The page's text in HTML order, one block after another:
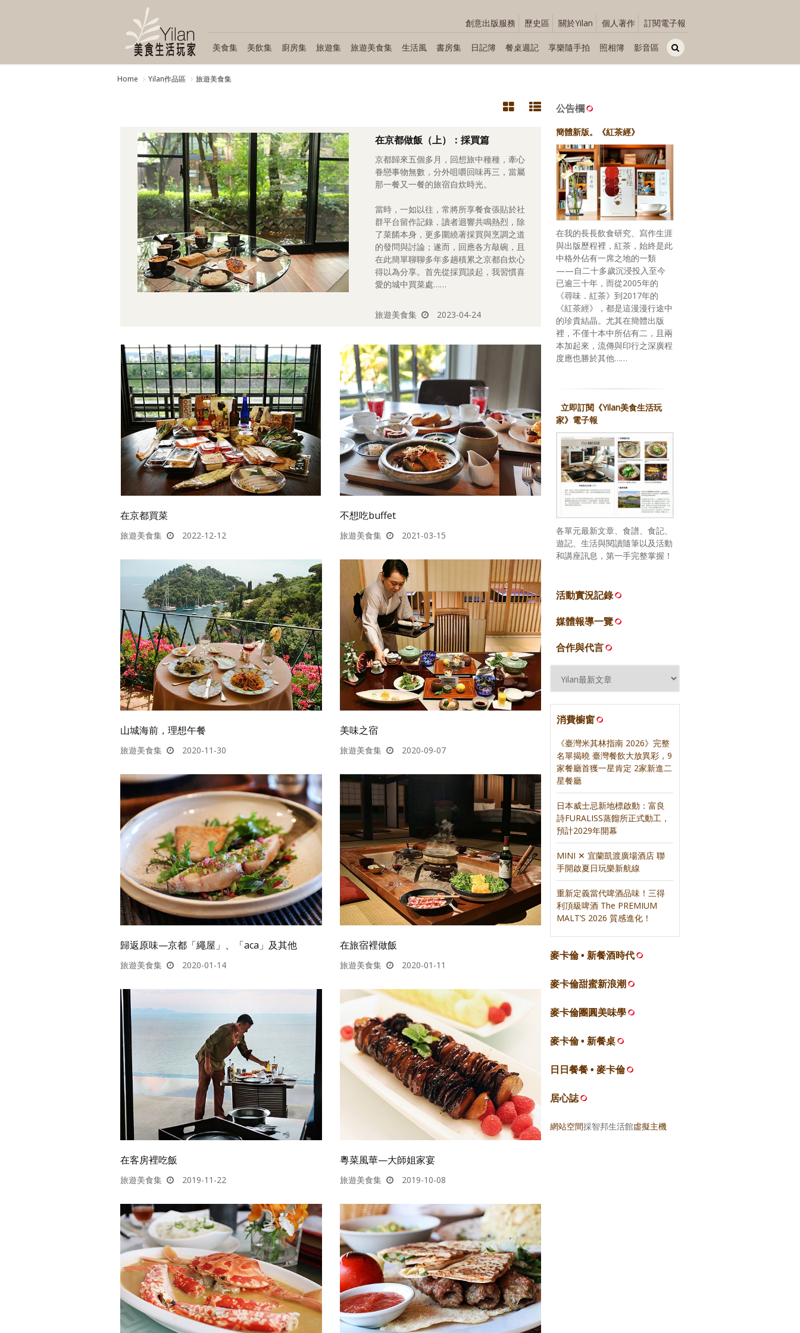
創意出版服務 歷史區 關於Yilan 個人著作 訂閱電子報
美食集 美飲集 廚房集 旅遊集 旅遊美食集 生活風 書房集 日記簿 餐桌週記 享樂隨手拍 照相簿 影音區
Home Yilan作品區 旅遊美食集
在京都做飯（上）：採買篇
京都歸來五個多月，回想旅中種種，牽心
眷戀事物無數，分外咀嚼回味再三，當屬
那一餐又一餐的旅宿自炊時光。
當時，一如以往，常將所享餐食張貼於社
群平台留作記錄，讀者迴響共鳴熱烈，除
了菜餚本身，更多圍繞著採買與烹調之道
的發問與討論；遂而，回應各方敲碗，且
在此簡單聊聊多年多趟積累之京都自炊心
得以為分享。首先從採買談起，我習慣喜
愛的城中買菜處……
旅遊美食集 2023-04-24
在京都買菜
旅遊美食集 2022-12-12
不想吃buffet
旅遊美食集 2021-03-15
山城海前，理想午餐
旅遊美食集 2020-11-30
美味之宿
旅遊美食集 2020-09-07
歸返原味—京都「繩屋」、「aca」及其他
旅遊美食集 2020-01-14
在旅宿裡做飯
旅遊美食集 2020-01-11
在客房裡吃飯
旅遊美食集 2019-11-22
粵菜風華—大師姐家宴
旅遊美食集 2019-10-08
公告欄
簡體新版。《紅茶經》
在我的長長飲食研究、寫作生涯
與出版歷程裡，紅茶，始終是此
中格外佔有一席之地的一類
——自二十多歲沉浸投入至今
已逾三十年，而從2005年的
《尋味．紅茶》到2017年的
《紅茶經》，都是這漫漫行途中
的珍貴結晶。尤其在簡體出版
裡，不僅十本中所佔有二，且兩
本加起來，流傳與印行之深廣程
度應也勝於其他……
立即訂閱《Yilan美食生活玩
家》電子報
各單元最新文章、食譜、食記、
遊記、生活與閱讀隨筆以及活動
和講座訊息，第一手完整掌握！
活動實況記錄
媒體報導一覽
合作與代言
消費櫥窗
《臺灣米其林指南 2026》完整
名單揭曉 臺灣餐飲大放異彩，9
家餐廳首獲一星肯定 2家新進二
星餐廳
日本威士忌新地標啟動：富良
詩FURALISS蒸餾所正式動工，
預計2029年開幕
MINI ✕ 宜蘭凱渡廣場酒店 聯
手開啟夏日玩樂新航線
重新定義當代啤酒品味！三得
利頂級啤酒 The PREMIUM
MALT’S 2026 質感進化！
麥卡倫 • 新餐酒時代
麥卡倫甜蜜新浪潮
麥卡倫團圓美味學
麥卡倫 • 新餐桌
日日餐餐 • 麥卡倫
居心誌
網站空間採智邦生活館虛擬主機